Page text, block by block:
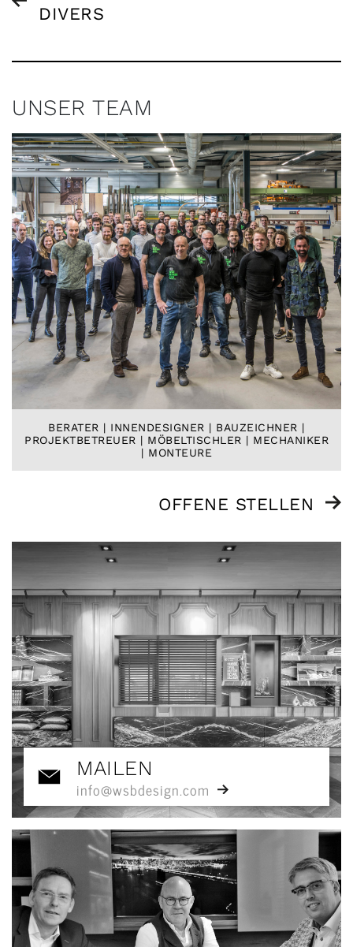
DIVERS
UNSER TEAM
BERATER | INNENDESIGNER | BAUZEICHNER |
PROJEKTBETREUER | MÖBELTISCHLER | MECHANIKER
| MONTEURE
OFFENE STELLEN
MAILEN
info@wsbdesign.com